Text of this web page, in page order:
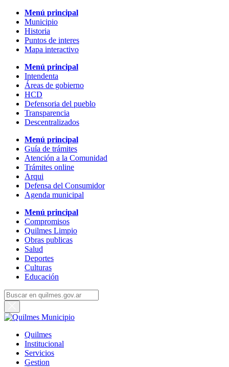
Menú principal
Municipio
Historia
Puntos de interes
Mapa interactivo
Menú principal
Intendenta
Áreas de gobierno
HCD
Defensoria del pueblo
Transparencia
Descentralizados
Menú principal
Guía de trámites
Atención a la Comunidad
Trámites online
Arqui
Defensa del Consumidor
Agenda municipal
Menú principal
Compromisos
Quilmes Limpio
Obras publicas
Salud
Deportes
Culturas
Educación
Quilmes
Institucional
Servicios
Gestion